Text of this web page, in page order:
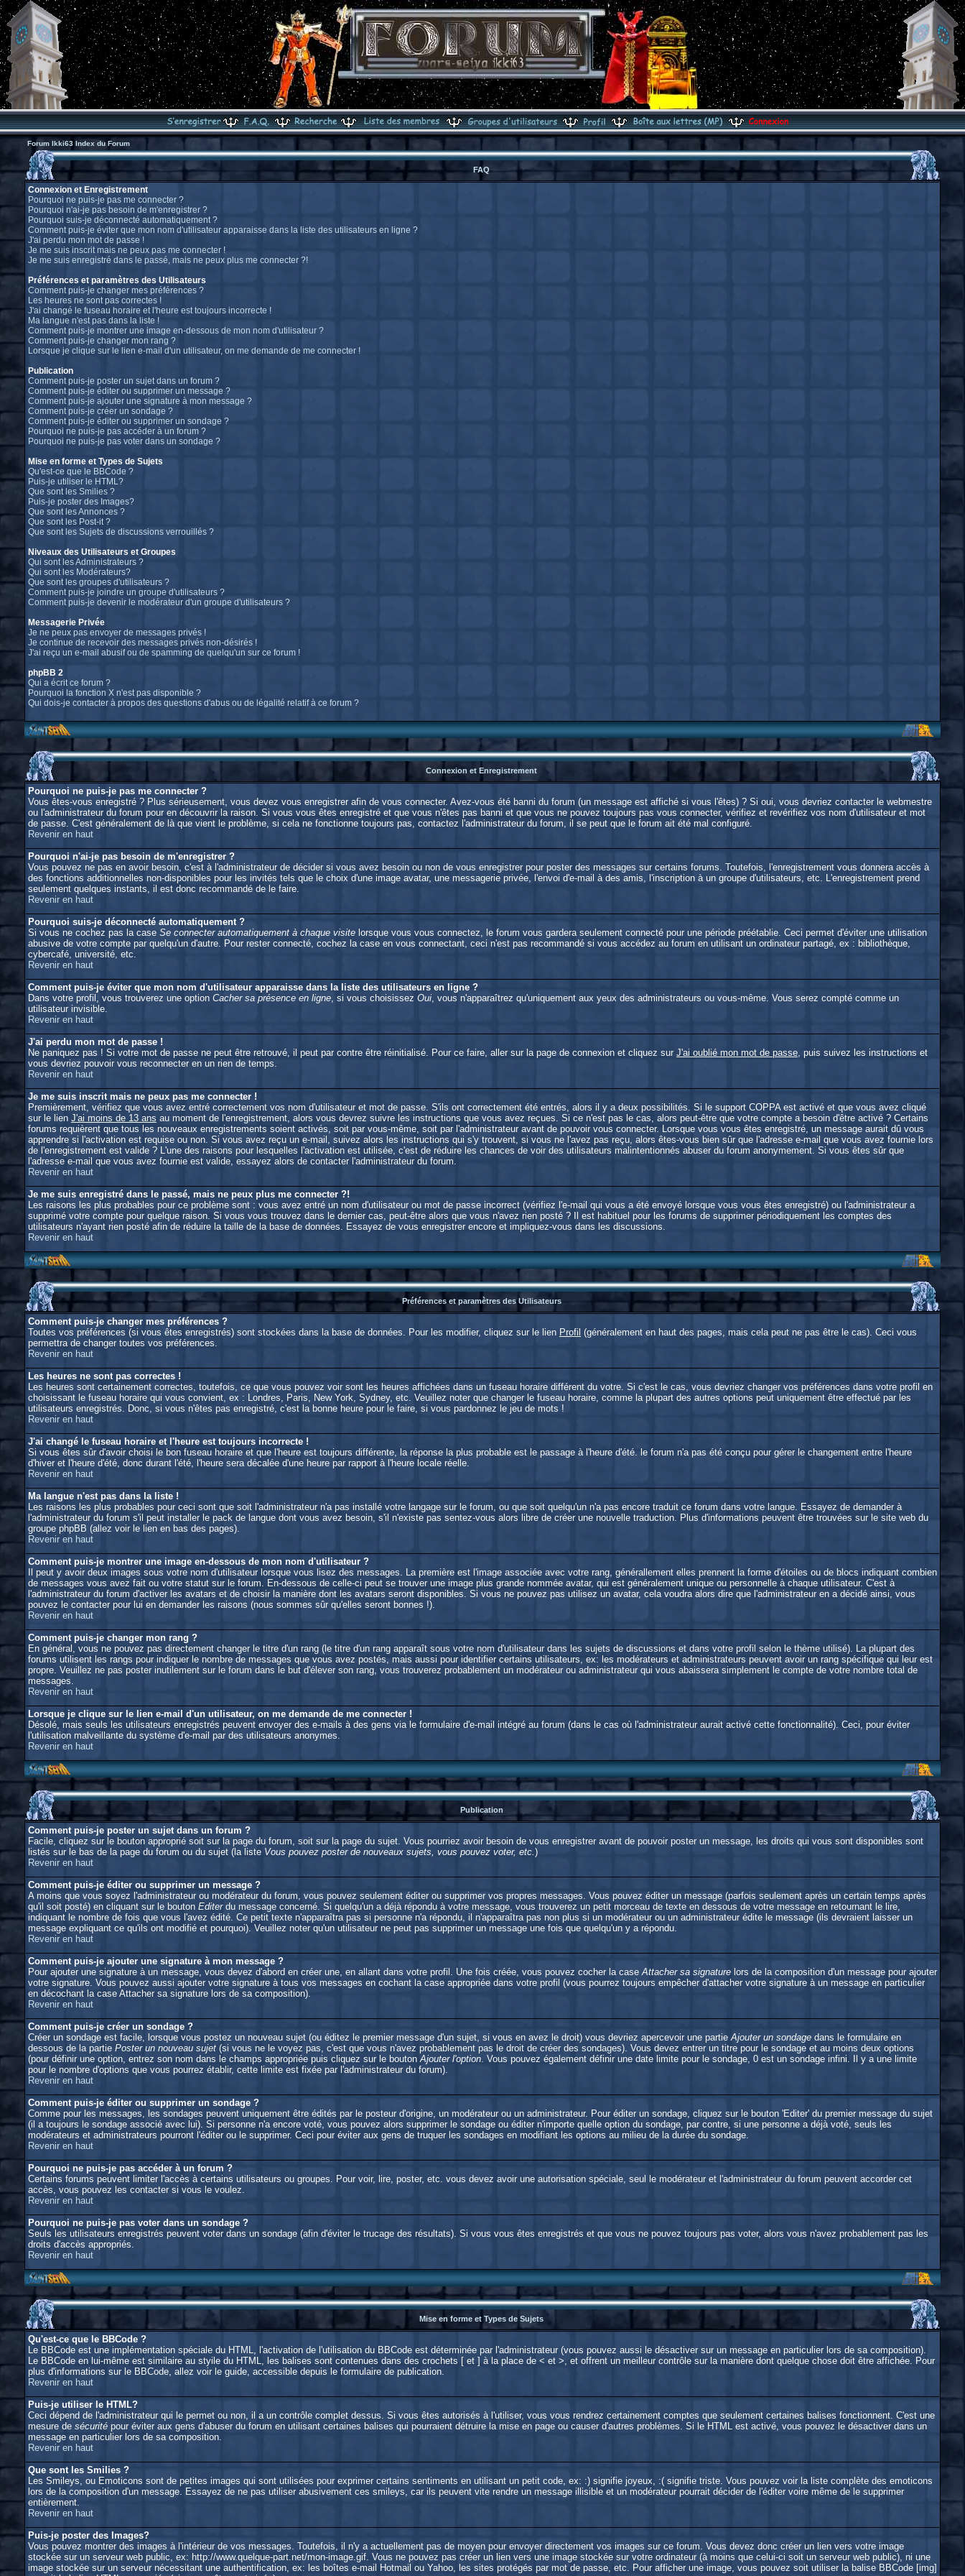
Forum Ikki63 Index du Forum
FAQ
Connexion et Enregistrement
Pourquoi ne puis-je pas me connecter ?
Pourquoi n'ai-je pas besoin de m'enregistrer ?
Pourquoi suis-je déconnecté automatiquement ?
Comment puis-je éviter que mon nom d'utilisateur apparaisse dans la liste des utilisateurs en ligne ?
J'ai perdu mon mot de passe !
Je me suis inscrit mais ne peux pas me connecter !
Je me suis enregistré dans le passé, mais ne peux plus me connecter ?!
Préférences et paramètres des Utilisateurs
Comment puis-je changer mes préférences ?
Les heures ne sont pas correctes !
J'ai changé le fuseau horaire et l'heure est toujours incorrecte !
Ma langue n'est pas dans la liste !
Comment puis-je montrer une image en-dessous de mon nom d'utilisateur ?
Comment puis-je changer mon rang ?
Lorsque je clique sur le lien e-mail d'un utilisateur, on me demande de me connecter !
Publication
Comment puis-je poster un sujet dans un forum ?
Comment puis-je éditer ou supprimer un message ?
Comment puis-je ajouter une signature à mon message ?
Comment puis-je créer un sondage ?
Comment puis-je éditer ou supprimer un sondage ?
Pourquoi ne puis-je pas accéder à un forum ?
Pourquoi ne puis-je pas voter dans un sondage ?
Mise en forme et Types de Sujets
Qu'est-ce que le BBCode ?
Puis-je utiliser le HTML?
Que sont les Smilies ?
Puis-je poster des Images?
Que sont les Annonces ?
Que sont les Post-it ?
Que sont les Sujets de discussions verrouillés ?
Niveaux des Utilisateurs et Groupes
Qui sont les Administrateurs ?
Qui sont les Modérateurs?
Que sont les groupes d'utilisateurs ?
Comment puis-je joindre un groupe d'utilisateurs ?
Comment puis-je devenir le modérateur d'un groupe d'utilisateurs ?
Messagerie Privée
Je ne peux pas envoyer de messages privés !
Je continue de recevoir des messages privés non-désirés !
J'ai reçu un e-mail abusif ou de spamming de quelqu'un sur ce forum !
phpBB 2
Qui a écrit ce forum ?
Pourquoi la fonction X n'est pas disponible ?
Qui dois-je contacter à propos des questions d'abus ou de légalité relatif à ce forum ?
Connexion et Enregistrement
Pourquoi ne puis-je pas me connecter ?
Vous êtes-vous enregistré ? Plus sérieusement, vous devez vous enregistrer afin de vous connecter. Avez-vous été banni du forum (un message est affiché si vous l'êtes) ? Si oui, vous devriez contacter le webmestre
ou l'administrateur du forum pour en découvrir la raison. Si vous vous êtes enregistré et que vous n'êtes pas banni et que vous ne pouvez toujours pas vous connecter, vérifiez et revérifiez vos nom d'utilisateur et mot
de passe. C'est généralement de là que vient le problème, si cela ne fonctionne toujours pas, contactez l'administrateur du forum, il se peut que le forum ait été mal configuré.
Revenir en haut
Pourquoi n'ai-je pas besoin de m'enregistrer ?
Vous pouvez ne pas en avoir besoin, c'est à l'administrateur de décider si vous avez besoin ou non de vous enregistrer pour poster des messages sur certains forums. Toutefois, l'enregistrement vous donnera accès à
des fonctions additionnelles non-disponibles pour les invités tels que le choix d'une image avatar, une messagerie privée, l'envoi d'e-mail à des amis, l'inscription à un groupe d'utilisateurs, etc. L'enregistrement prend
seulement quelques instants, il est donc recommandé de le faire.
Revenir en haut
Pourquoi suis-je déconnecté automatiquement ?
Si vous ne cochez pas la case Se connecter automatiquement à chaque visite lorsque vous vous connectez, le forum vous gardera seulement connecté pour une période préétablie. Ceci permet d'éviter une utilisation
abusive de votre compte par quelqu'un d'autre. Pour rester connecté, cochez la case en vous connectant, ceci n'est pas recommandé si vous accédez au forum en utilisant un ordinateur partagé, ex : bibliothèque,
cybercafé, université, etc.
Revenir en haut
Comment puis-je éviter que mon nom d'utilisateur apparaisse dans la liste des utilisateurs en ligne ?
Dans votre profil, vous trouverez une option Cacher sa présence en ligne, si vous choisissez Oui, vous n'apparaîtrez qu'uniquement aux yeux des administrateurs ou vous-même. Vous serez compté comme un
utilisateur invisible.
Revenir en haut
J'ai perdu mon mot de passe !
Ne paniquez pas ! Si votre mot de passe ne peut être retrouvé, il peut par contre être réinitialisé. Pour ce faire, aller sur la page de connexion et cliquez sur J'ai oublié mon mot de passe, puis suivez les instructions et
vous devriez pouvoir vous reconnecter en un rien de temps.
Revenir en haut
Je me suis inscrit mais ne peux pas me connecter !
Premièrement, vérifiez que vous avez entré correctement vos nom d'utilisateur et mot de passe. S'ils ont correctement été entrés, alors il y a deux possibilités. Si le support COPPA est activé et que vous avez cliqué
sur le lien J'ai moins de 13 ans au moment de l'enregistrement, alors vous devrez suivre les instructions que vous avez reçues. Si ce n'est pas le cas, alors peut-être que votre compte a besoin d'être activé ? Certains
forums requièrent que tous les nouveaux enregistrements soient activés, soit par vous-même, soit par l'administrateur avant de pouvoir vous connecter. Lorsque vous vous êtes enregistré, un message aurait dû vous
apprendre si l'activation est requise ou non. Si vous avez reçu un e-mail, suivez alors les instructions qui s'y trouvent, si vous ne l'avez pas reçu, alors êtes-vous bien sûr que l'adresse e-mail que vous avez fournie lors
de l'enregistrement est valide ? L'une des raisons pour lesquelles l'activation est utilisée, c'est de réduire les chances de voir des utilisateurs malintentionnés abuser du forum anonymement. Si vous êtes sûr que
l'adresse e-mail que vous avez fournie est valide, essayez alors de contacter l'administrateur du forum.
Revenir en haut
Je me suis enregistré dans le passé, mais ne peux plus me connecter ?!
Les raisons les plus probables pour ce problème sont : vous avez entré un nom d'utilisateur ou mot de passe incorrect (vérifiez l'e-mail qui vous a été envoyé lorsque vous vous êtes enregistré) ou l'administrateur a
supprimé votre compte pour quelque raison. Si vous vous trouvez dans le dernier cas, peut-être alors que vous n'avez rien posté ? Il est habituel pour les forums de supprimer périodiquement les comptes des
utilisateurs n'ayant rien posté afin de réduire la taille de la base de données. Essayez de vous enregistrer encore et impliquez-vous dans les discussions.
Revenir en haut
Préférences et paramètres des Utilisateurs
Comment puis-je changer mes préférences ?
Toutes vos préférences (si vous êtes enregistrés) sont stockées dans la base de données. Pour les modifier, cliquez sur le lien Profil (généralement en haut des pages, mais cela peut ne pas être le cas). Ceci vous
permettra de changer toutes vos préférences.
Revenir en haut
Les heures ne sont pas correctes !
Les heures sont certainement correctes, toutefois, ce que vous pouvez voir sont les heures affichées dans un fuseau horaire différent du votre. Si c'est le cas, vous devriez changer vos préférences dans votre profil en
choisissant le fuseau horaire qui vous convient, ex : Londres, Paris, New York, Sydney, etc. Veuillez noter que changer le fuseau horaire, comme la plupart des autres options peut uniquement être effectué par les
utilisateurs enregistrés. Donc, si vous n'êtes pas enregistré, c'est la bonne heure pour le faire, si vous pardonnez le jeu de mots !
Revenir en haut
J'ai changé le fuseau horaire et l'heure est toujours incorrecte !
Si vous êtes sûr d'avoir choisi le bon fuseau horaire et que l'heure est toujours différente, la réponse la plus probable est le passage à l'heure d'été. le forum n'a pas été conçu pour gérer le changement entre l'heure
d'hiver et l'heure d'été, donc durant l'été, l'heure sera décalée d'une heure par rapport à l'heure locale réelle.
Revenir en haut
Ma langue n'est pas dans la liste !
Les raisons les plus probables pour ceci sont que soit l'administrateur n'a pas installé votre langage sur le forum, ou que soit quelqu'un n'a pas encore traduit ce forum dans votre langue. Essayez de demander à
l'administrateur du forum s'il peut installer le pack de langue dont vous avez besoin, s'il n'existe pas sentez-vous alors libre de créer une nouvelle traduction. Plus d'informations peuvent être trouvées sur le site web du
groupe phpBB (allez voir le lien en bas des pages).
Revenir en haut
Comment puis-je montrer une image en-dessous de mon nom d'utilisateur ?
Il peut y avoir deux images sous votre nom d'utilisateur lorsque vous lisez des messages. La première est l'image associée avec votre rang, générallement elles prennent la forme d'étoiles ou de blocs indiquant combien
de messages vous avez fait ou votre statut sur le forum. En-dessous de celle-ci peut se trouver une image plus grande nommée avatar, qui est généralement unique ou personnelle à chaque utilisateur. C'est à
l'administrateur du forum d'activer les avatars et de choisir la manière dont les avatars seront disponibles. Si vous ne pouvez pas utilisez un avatar, cela voudra alors dire que l'administrateur en a décidé ainsi, vous
pouvez le contacter pour lui en demander les raisons (nous sommes sûr qu'elles seront bonnes !).
Revenir en haut
Comment puis-je changer mon rang ?
En général, vous ne pouvez pas directement changer le titre d'un rang (le titre d'un rang apparaît sous votre nom d'utilisateur dans les sujets de discussions et dans votre profil selon le thème utilisé). La plupart des
forums utilisent les rangs pour indiquer le nombre de messages que vous avez postés, mais aussi pour identifier certains utilisateurs, ex: les modérateurs et administrateurs peuvent avoir un rang spécifique qui leur est
propre. Veuillez ne pas poster inutilement sur le forum dans le but d'élever son rang, vous trouverez probablement un modérateur ou administrateur qui vous abaissera simplement le compte de votre nombre total de
messages.
Revenir en haut
Lorsque je clique sur le lien e-mail d'un utilisateur, on me demande de me connecter !
Désolé, mais seuls les utilisateurs enregistrés peuvent envoyer des e-mails à des gens via le formulaire d'e-mail intégré au forum (dans le cas où l'administrateur aurait activé cette fonctionnalité). Ceci, pour éviter
l'utilisation malveillante du système d'e-mail par des utilisateurs anonymes.
Revenir en haut
Publication
Comment puis-je poster un sujet dans un forum ?
Facile, cliquez sur le bouton approprié soit sur la page du forum, soit sur la page du sujet. Vous pourriez avoir besoin de vous enregistrer avant de pouvoir poster un message, les droits qui vous sont disponibles sont
listés sur le bas de la page du forum ou du sujet (la liste Vous pouvez poster de nouveaux sujets, vous pouvez voter, etc.)
Revenir en haut
Comment puis-je éditer ou supprimer un message ?
A moins que vous soyez l'administrateur ou modérateur du forum, vous pouvez seulement éditer ou supprimer vos propres messages. Vous pouvez éditer un message (parfois seulement après un certain temps après
qu'il soit posté) en cliquant sur le bouton Editerdu message concerné. Si quelqu'un a déjà répondu à votre message, vous trouverez un petit morceau de texte en dessous de votre message en retournant le lire,
indiquant le nombre de fois que vous l'avez édité. Ce petit texte n'apparaîtra pas si personne n'a répondu, il n'apparaîtra pas non plus si un modérateur ou un administrateur édite le message (ils devraient laisser un
message expliquant ce qu'ils ont modifié et pourquoi). Veuillez noter qu'un utilisateur ne peut pas supprimer un message une fois que quelqu'un y a répondu.
Revenir en haut
Comment puis-je ajouter une signature à mon message ?
Pour ajouter une signature à un message, vous devez d'abord en créer une, en allant dans votre profil. Une fois créée, vous pouvez cocher la caseAttacher sa signature lors de la composition d'un message pour ajouter
votre signature. Vous pouvez aussi ajouter votre signature à tous vos messages en cochant la case appropriée dans votre profil (vous pourrez toujours empêcher d'attacher votre signature à un message en particulier
en décochant la case Attacher sa signature lors de sa composition).
Revenir en haut
Comment puis-je créer un sondage ?
Créer un sondage est facile, lorsque vous postez un nouveau sujet (ou éditez le premier message d'un sujet, si vous en avez le droit) vous devriez apercevoir une partieAjouter un sondage dans le formulaire en
dessous de la partie Poster un nouveau sujet (si vous ne le voyez pas, c'est que vous n'avez probablement pas le droit de créer des sondages). Vous devez entrer un titre pour le sondage et au moins deux options
(pour définir une option, entrez son nom dans le champs appropriée puis cliquez sur le boutonAjouter l'option. Vous pouvez également définir une date limite pour le sondage, 0 est un sondage infini. Il y a une limite
pour le nombre d'options que vous pourrez établir, cette limite est fixée par l'administrateur du forum).
Revenir en haut
Comment puis-je éditer ou supprimer un sondage ?
Comme pour les messages, les sondages peuvent uniquement être édités par le posteur d'origine, un modérateur ou un administrateur. Pour éditer un sondage, cliquez sur le bouton 'Editer' du premier message du sujet
(il a toujours le sondage associé avec lui). Si personne n'a encore voté, vous pouvez alors supprimer le sondage ou éditer n'importe quelle option du sondage, par contre, si une personne a déjà voté, seuls les
modérateurs et administrateurs pourront l'éditer ou le supprimer. Ceci pour éviter aux gens de truquer les sondages en modifiant les options au milieu de la durée du sondage.
Revenir en haut
Pourquoi ne puis-je pas accéder à un forum ?
Certains forums peuvent limiter l'accès à certains utilisateurs ou groupes. Pour voir, lire, poster, etc. vous devez avoir une autorisation spéciale, seul le modérateur et l'administrateur du forum peuvent accorder cet
accès, vous pouvez les contacter si vous le voulez.
Revenir en haut
Pourquoi ne puis-je pas voter dans un sondage ?
Seuls les utilisateurs enregistrés peuvent voter dans un sondage (afin d'éviter le trucage des résultats). Si vous vous êtes enregistrés et que vous ne pouvez toujours pas voter, alors vous n'avez probablement pas les
droits d'accès appropriés.
Revenir en haut
Mise en forme et Types de Sujets
Qu'est-ce que le BBCode ?
Le BBCode est une implémentation spéciale du HTML, l'activation de l'utilisation du BBCode est déterminée par l'administrateur (vous pouvez aussi le désactiver sur un message en particulier lors de sa composition).
Le BBCode en lui-même est similaire au styile du HTML, les balises sont contenues dans des crochets [ et ] à la place de < et >, et offrent un meilleur contrôle sur la manière dont quelque chose doit être affichée. Pour
plus d'informations sur le BBCode, allez voir le guide, accessible depuis le formulaire de publication.
Revenir en haut
Puis-je utiliser le HTML?
Ceci dépend de l'administrateur qui le permet ou non, il a un contrôle complet dessus. Si vous êtes autorisés à l'utiliser, vous vous rendrez certainement comptes que seulement certaines balises fonctionnent. C'est une
mesure de sécurité pour éviter aux gens d'abuser du forum en utilisant certaines balises qui pourraient détruire la mise en page ou causer d'autres problèmes. Si le HTML est activé, vous pouvez le désactiver dans un
message en particulier lors de sa composition.
Revenir en haut
Que sont les Smilies ?
Les Smileys, ou Emoticons sont de petites images qui sont utilisées pour exprimer certains sentiments en utilisant un petit code, ex: :) signifie joyeux, :( signifie triste. Vous pouvez voir la liste complète des emoticons
lors de la composition d'un message. Essayez de ne pas utiliser abusivement ces smileys, car ils peuvent vite rendre un message illisible et un modérateur pourrait décider de l'éditer voire même de le supprimer
entièrement.
Revenir en haut
Puis-je poster des Images?
Vous pouvez montrer des images à l'intérieur de vos messages. Toutefois, il n'y a actuellement pas de moyen pour envoyer directement vos images sur ce forum. Vous devez donc créer un lien vers votre image
stockée sur un serveur web public, ex: http://www.quelque-part.net/mon-image.gif. Vous ne pouvez pas créer un lien vers une image stockée sur votre ordinateur (à moins que celui-ci soit un serveur web public), ni une
image stockée sur un serveur nécessitant une authentification, ex: les boîtes e-mail Hotmail ou Yahoo, les sites protégés par mot de passe, etc. Pour afficher une image, vous pouvez soit utiliser la balise BBCode [img]